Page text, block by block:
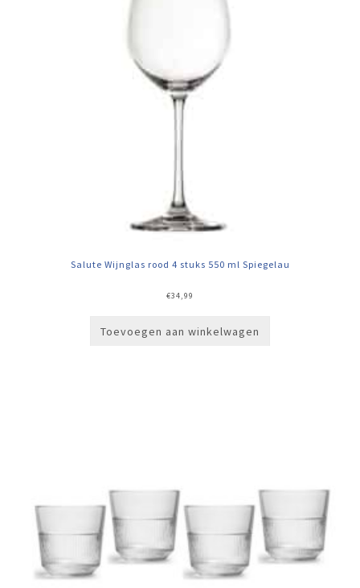
Salute Wijnglas rood 4 stuks 550 ml Spiegelau
€34,99
Toevoegen aan winkelwagen